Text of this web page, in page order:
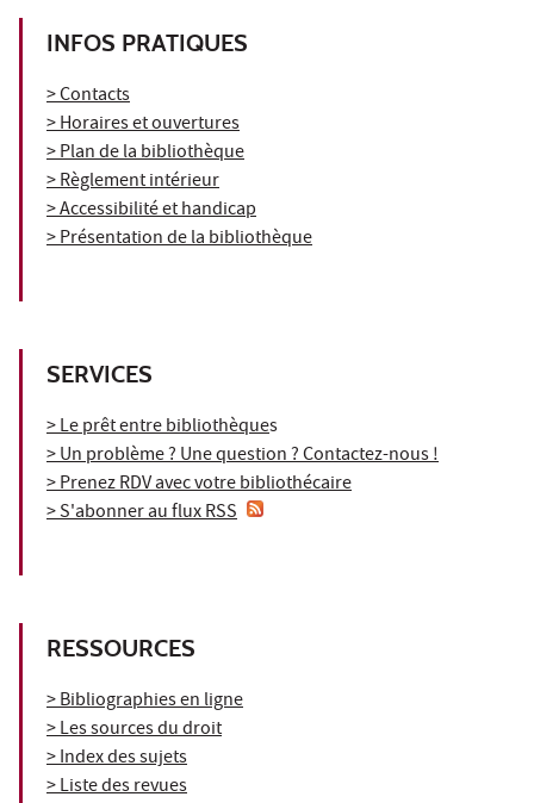
INFOS PRATIQUES
> Contacts
> Horaires et ouvertures
> Plan de la bibliothèque
> Règlement intérieur
> Accessibilité et handicap
> Présentation de la bibliothèque
SERVICES
> Le prêt entre bibliothèques
> Un problème ? Une question ? Contactez-nous !
> Prenez RDV avec votre bibliothécaire
> S'abonner au flux RSS
RESSOURCES
> Bibliographies en ligne
> Les sources du droit
> Index des sujets
> Liste des revues